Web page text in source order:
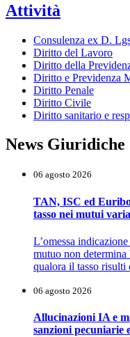
Attività
Consulenza ex D.
Diritto del Lavoro
Diritto della
Diritto e Previdenza
Diritto Penale
Diritto Civile
Diritto sanitario e
News Giuridiche
06 agosto 2026
TAN, ISC ed
tasso nei mutui
L’omessa
mutuo non
qualora il tasso risulti
06 agosto 2026
Allucinazioni IA e
sanzioni pecuniarie